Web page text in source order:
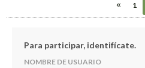
Y lo de visitar a los enfermos del
gran pantomima.
1
Para participar, identifícate.
NOMBRE DE USUARIO